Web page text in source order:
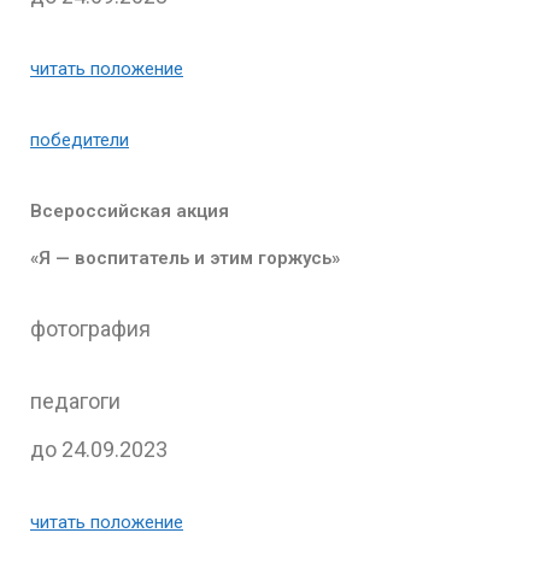
читать положение
победители
Всероссийская акция
«Я — воспитатель и этим горжусь»
фотография
педагоги
до 24.09.2023
читать положение